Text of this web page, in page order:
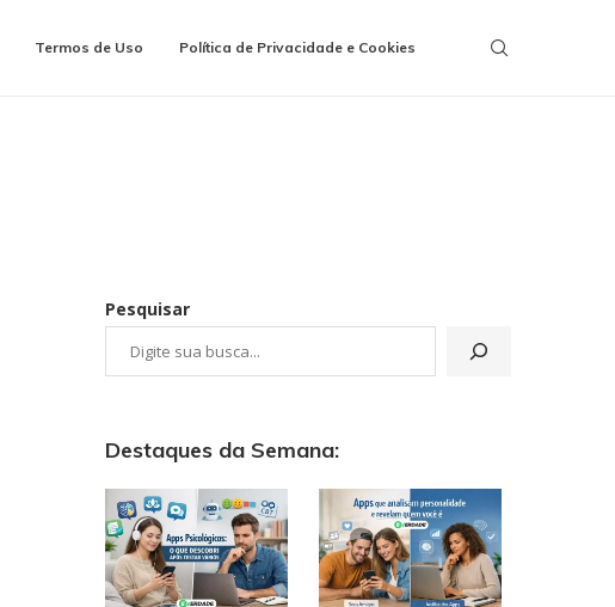
Termos de Uso Política de Privacidade e Cookies
Pesquisar
Destaques da Semana: